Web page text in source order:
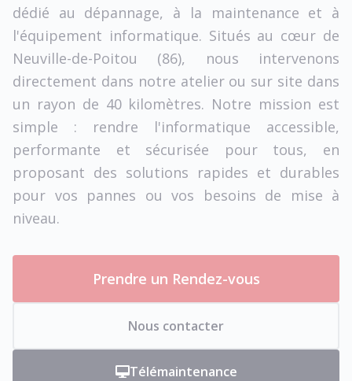
dédié au dépannage, à la maintenance et à
l'équipement informatique. Situés au cœur de
Neuville-de-Poitou (86), nous intervenons
directement dans notre atelier ou sur site dans
un rayon de 40 kilomètres. Notre mission est
simple : rendre l'informatique accessible,
performante et sécurisée pour tous, en
proposant des solutions rapides et durables
pour vos pannes ou vos besoins de mise à
niveau.
Prendre un Rendez-vous
Nous contacter
Télémaintenance